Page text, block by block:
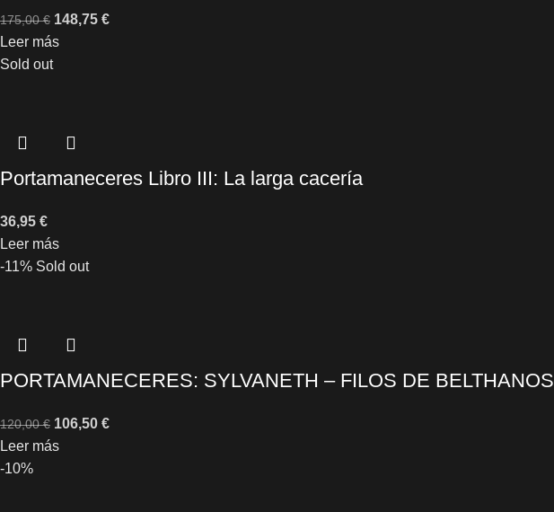
175,00€ 148,75 €
Leer más
Sold out
Portamaneceres Libro III: La larga cacería
36,95 €
Leer más
-11% Sold out
PORTAMANECERES: SYLVANETH – FILOS DE BELTHANOS
120,00€ 106,50 €
Leer más
-10%